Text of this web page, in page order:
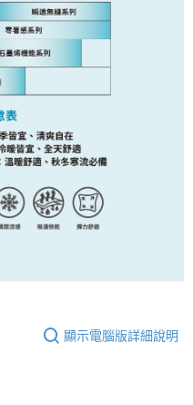
顯示電腦版詳細說明